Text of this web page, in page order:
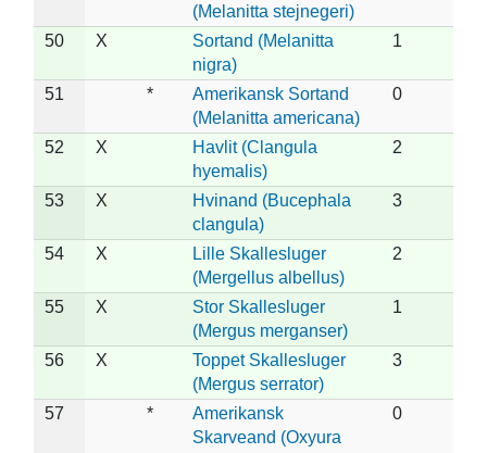
(Melanitta stejnegeri)
50 X
Sortand (Melanitta
nigra)
1
51 *
Amerikansk Sortand
(Melanitta americana)
0
52 X
Havlit (Clangula
hyemalis)
2
53 X
Hvinand (Bucephala
clangula)
3
54 X
Lille Skallesluger
(Mergellus albellus)
2
55 X
Stor Skallesluger
(Mergus merganser)
1
56 X
Toppet Skallesluger
(Mergus serrator)
3
57 *
Amerikansk
Skarveand (Oxyura
0